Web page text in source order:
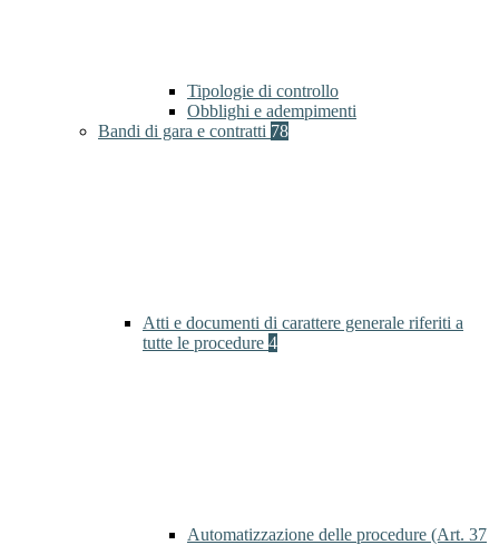
Tipologie di controllo
Obblighi e adempimenti
Bandi di gara e contratti 78
Atti e documenti di carattere generale riferiti a
tutte le procedure 4
Automatizzazione delle procedure (Art. 37